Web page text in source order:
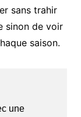
sans trahir
sinon de voir
saison.
une